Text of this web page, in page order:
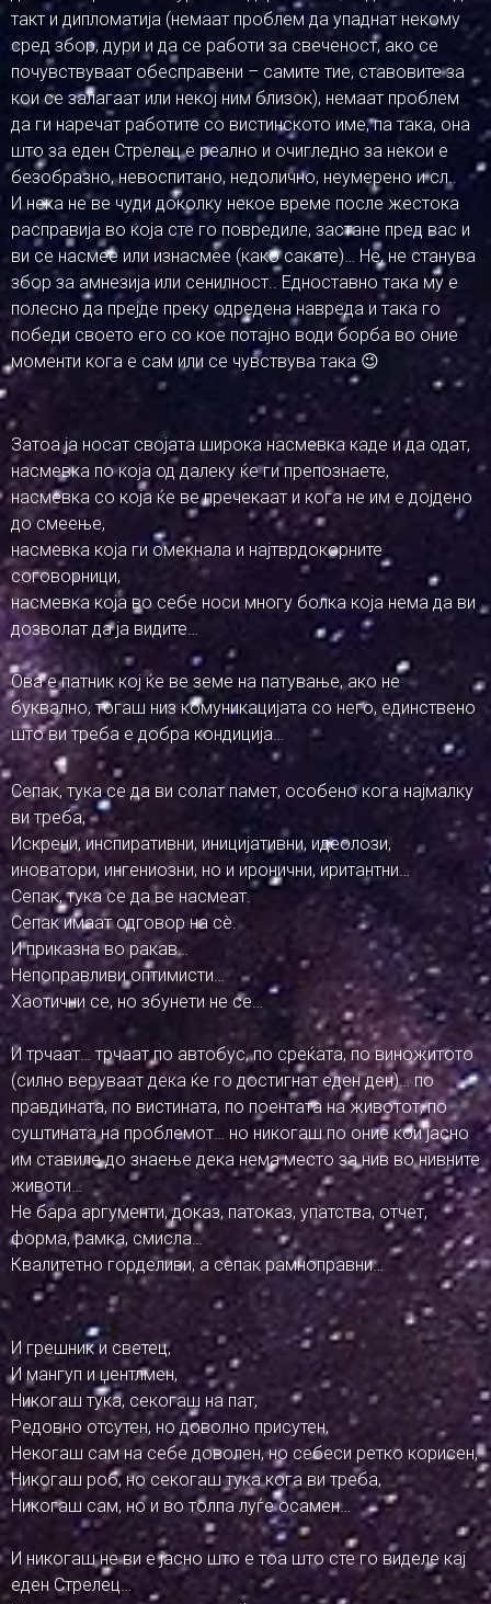
такт и дипломатија (немаат проблем да упаднат некому
сред збор, дури и да се работи за свеченост, ако се
почувствуваат обесправени – самите тие, ставовите за
кои се залагаат или некој ним близок), немаат проблем
да ги наречат работите со вистинското име, па така, она
што за еден Стрелец е реално и очигледно за некои е
безобразно, невоспитано, недолично, неумерено и сл..
И нека не ве чуди доколку некое време после жестока
расправија во која сте го повредиле, застане пред вас и
ви се насмее или изнасмее (како сакате)… Не, не станува
збор за амнезија или сенилност.. Едноставно така му е
полесно да прејде преку одредена навреда и така го
победи своето его со кое потајно води борба во оние
моменти кога е сам или се чувствува така 😉
Затоа ја носат својата широка насмевка каде и да одат,
насмевка по која од далеку ќе ги препознаете,
насмевка со која ќе ве пречекаат и кога не им е дојдено
до смеење,
насмевка која ги омекнала и најтврдокорните
соговорници,
насмевка која во себе носи многу болка која нема да ви
дозволат да ја видите…
Ова е патник кој ќе ве земе на патување, ако не
буквално, тогаш низ комуникацијата со него, единствено
што ви треба е добра кондиција…
Сепак, тука се да ви солат памет, особено кога најмалку
ви треба,
Искрени, инспиративни, иницијативни, идеолози,
иноватори, ингениозни, но и иронични, иритантни…
Сепак, тука се да ве насмеат.
Сепак имаат одговор на сè.
И приказна во ракав…
Непоправливи оптимисти…
Хаотични се, но збунети не се…
И трчаат… трчаат по автобус, по среќата, по виножитото
(силно веруваат дека ќе го достигнат еден ден)… по
правдината, по вистината, по поентата на животот, по
суштината на проблемот… но никогаш по оние кои јасно
им ставиле до знаење дека нема место за нив во нивните
животи…
Не бара аргументи, доказ, патоказ, упатства, отчет,
форма, рамка, смисла…
Квалитетно горделиви, а сепак рамноправни…
И грешник и светец,
И мангуп и џентлмен,
Никогаш тука, секогаш на пат,
Редовно отсутен, но доволно присутен,
Некогаш сам на себе доволен, но себеси ретко корисен,
Никогаш роб, но секогаш тука кога ви треба,
Никогаш сам, но и во толпа луѓе осамен…
И никогаш не ви е јасно што е тоа што сте го виделе кај
еден Стрелец…